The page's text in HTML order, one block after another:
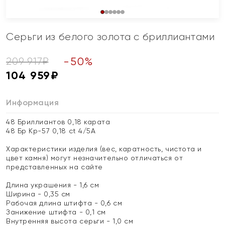
Серьги из белого золота с бриллиантами
209 917₽ - 50%
104 959₽
Информация
48 Бриллиантов 0,18 карата
48 Бр Кр-57 0,18 ct 4/5А
Характеристики изделия (вес, каратность, чистота и
цвет камня) могут незначительно отличаться от
представленных на сайте
Длина украшения - 1,6 см
Ширина - 0,35 см
Рабочая длина штифта - 0,6 см
Занижение штифта - 0,1 см
Внутренняя высота серьги - 1,0 см